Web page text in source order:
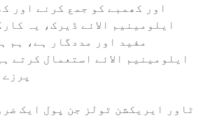
اور کھمبے کو جمع کرنے اور
ایلومینیم الائے ڈیرک، یہ
مفید اور مددگار ہے، ہم
ایلومینیم الائے استعمال کرتے
ٹاور ایریکشن ٹولز جن پول ایک